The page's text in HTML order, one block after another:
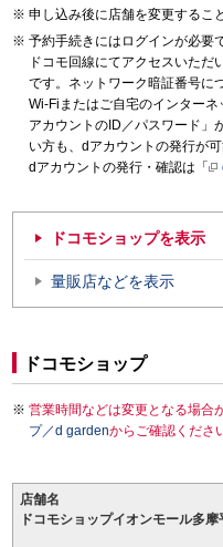
申し込み後に店舗を変更するこ
予約手続きにはログインが必要
ドコモ回線にてアクセスいた
です。ネットワーク暗証番号に
Wi-Fiまたはご自宅のインター
アカウントのID／パスワード」
い方も、dアカウントの発行が可
dアカウントの発行・確認は「
ドコモショップを表示
量販店などを表示
ドコモショップ
営業時間などは変更となる場合
プ／d gardenからご確認くださ
店舗名
ドコモショップイオンモール多